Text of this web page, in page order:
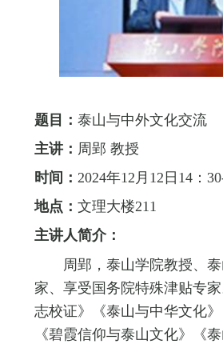
题目： 泰山与中外文化交流
主讲： 周郢 教授
时间： 2024年12月12日14：
地点： 文理大楼211
主讲人简介：
周郢，泰山学院教授、
家、享受国务院特殊津贴专
志校证》《泰山与中华文化》
《碧霞信仰与泰山文化》《